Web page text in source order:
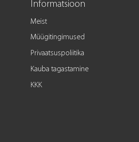
Informatsioon
Meist
Müügitingimused
Privaatsuspoliitika
Kauba tagastamine
KKK